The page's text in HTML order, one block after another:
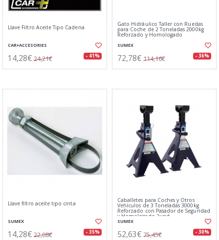
Llave Filtro Aceite Tipo Cadena
CAR+ACCESORIES
14,28€ 24,21€ - 41%
Gato Hidráulico Taller con Ruedas
para Coche de 2 Toneladas 2000kg
Reforzado y Homologado
SUMEX
72,78€ 114,16€ - 36%
Llave filtro aceite tipo cinta
SUMEX
14,28€ 22,08€ - 35%
Caballetes para Coches y Otros
Vehículos de 3 Toneladas 3000kg
Reforzado con Pasador de Seguridad
y Homologado 2und
SUMEX
52,63€ 75,45€ - 30%